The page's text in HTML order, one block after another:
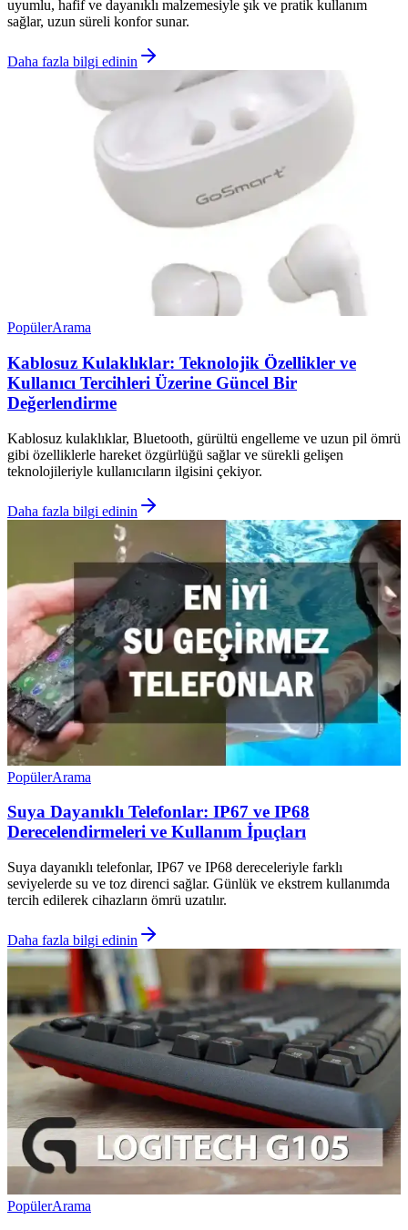
uyumlu, hafif ve dayanıklı malzemesiyle şık ve pratik kullanım
sağlar, uzun süreli konfor sunar.
Daha fazla bilgi edinin
PopülerArama
Kablosuz Kulaklıklar: Teknolojik Özellikler ve
Kullanıcı Tercihleri Üzerine Güncel Bir
Değerlendirme
Kablosuz kulaklıklar, Bluetooth, gürültü engelleme ve uzun pil ömrü
gibi özelliklerle hareket özgürlüğü sağlar ve sürekli gelişen
teknolojileriyle kullanıcıların ilgisini çekiyor.
Daha fazla bilgi edinin
PopülerArama
Suya Dayanıklı Telefonlar: IP67 ve IP68
Derecelendirmeleri ve Kullanım İpuçları
Suya dayanıklı telefonlar, IP67 ve IP68 dereceleriyle farklı
seviyelerde su ve toz direnci sağlar. Günlük ve ekstrem kullanımda
tercih edilerek cihazların ömrü uzatılır.
Daha fazla bilgi edinin
PopülerArama